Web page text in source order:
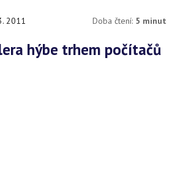
2011 Doba čtení: 5 minut
hýbe trhem počítačů